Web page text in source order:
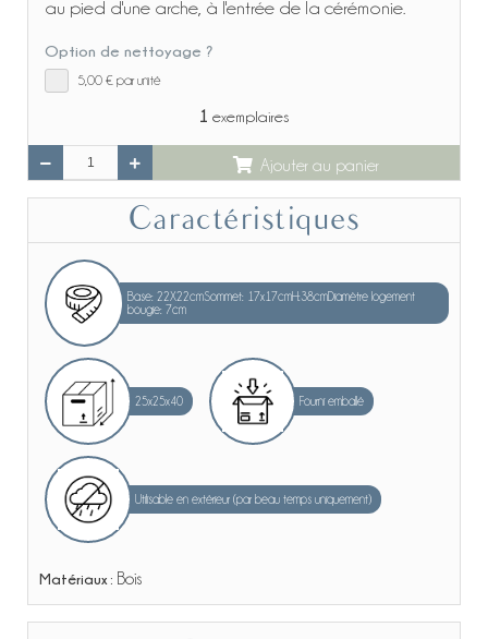
au pied d'une arche, à l'entrée de la cérémonie.
Option de nettoyage ?
5,00 € par unité
1 exemplaires
Ajouter au panier
Caractéristiques
Base: 22X22cmSommet: 17x17cmH:38cmDiamètre logement
bougie: 7cm
25x25x40 Fourni emballé
Utilisable en extérieur (par beau temps uniquement)
Matériaux : Bois